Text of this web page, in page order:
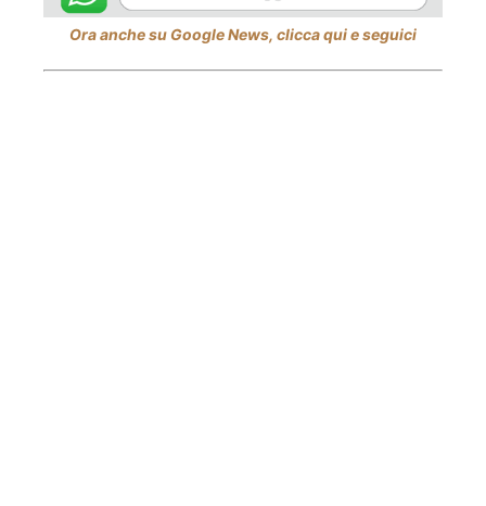
Ora anche su Google News, clicca qui e seguici